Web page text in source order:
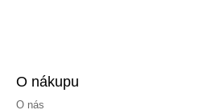
O nákupu
O nás